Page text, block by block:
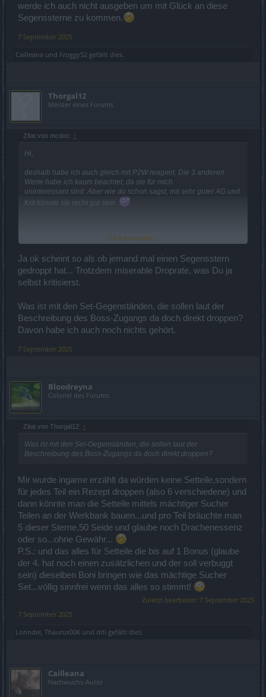
werde ich auch nicht ausgeben um mit Glück an diese
Segenssterne zu kommen.
7 September 2025
Cailleana und Froggy52 gefällt dies.
Thorgal12
Meister eines Forums
Zitat von mcdoc: ↑
Hi,
deshalb habe ich auch gleich mit P2W reagiert. Die 3 anderen
Werte habe ich kaum beachtet, da sie für mich
uninteressant sind. Aber wie du schon sagst, mit sehr guter AG und
Krit könnte sie recht gut sein.
die Droprate ist scheinbar sehr niedrig. Im Discord haben Spieler
von 200+ Runs berichtet, und noch keinen Segensstern
bekommen.
das doch nur ca. 5000 Bossruns auf Blutig. ist dir das zuviel, kannst
du ja so Kisten kaufen mit der Chance auf den Segensstern. Also
voll in der BP Logik.
Aber auch ein Screenshot habe ich dort gefunden, mit einen Drop.
Click to expand...
Ja ok scheint so als ob jemand mal einen Segensstern
gedroppt hat... Trotzdem miserable Droprate, was Du ja
selbst kritisierst.
Was ist mit den Set-Gegenständen, die sollen laut der
Beschreibung des Boss-Zugangs da doch direkt droppen?
Davon habe ich auch noch nichts gehört.
7 September 2025
Bloodreyna
Colonel des Forums
Zitat von Thorgal12: ↑
Was ist mit den Set-Gegenständen, die sollen laut der
Beschreibung des Boss-Zugangs da doch direkt droppen?
Mir wurde ingame erzählt da würden keine Setteile,sondern
für jedes Teil ein Rezept droppen (also 6 verschiedene) und
dann könnte man die Setteile mittels mächtiger Sucher
Teilen an der Werkbank bauen...und pro Teil bräuchte man
5 dieser Sterne,50 Seide und glaube noch Drachenessenz
oder so...ohne Gewähr...
P.S.: und das alles für Setteile die bis auf 1 Bonus (glaube
der 4. hat noch einen zusätzlichen und der soll verbuggt
sein) dieselben Boni bringen wie das mächtige Sucher
Set...völlig sinnfrei wenn das alles so stimmt!
Zuletzt bearbeitet: 7 September 2025
7 September 2025
Lorindel, Thaurus006 und drli gefällt dies.
Cailleana
Nachwuchs-Autor